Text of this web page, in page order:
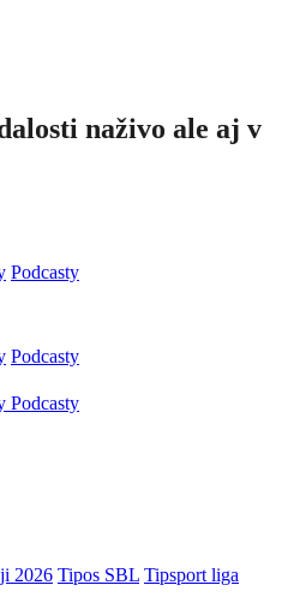
naživo ale aj v
Podcasty
Podcasty
Podcasty
2026 Tipos SBL Tipsport liga